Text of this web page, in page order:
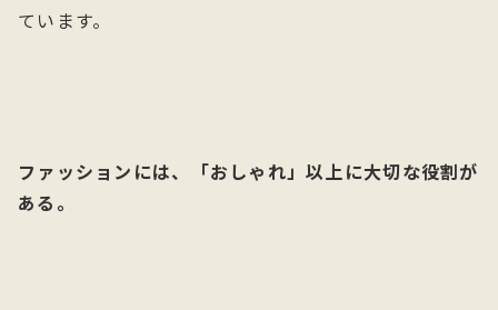
ています。
ファッションには、「おしゃれ」以上に大切な役割が
ある。